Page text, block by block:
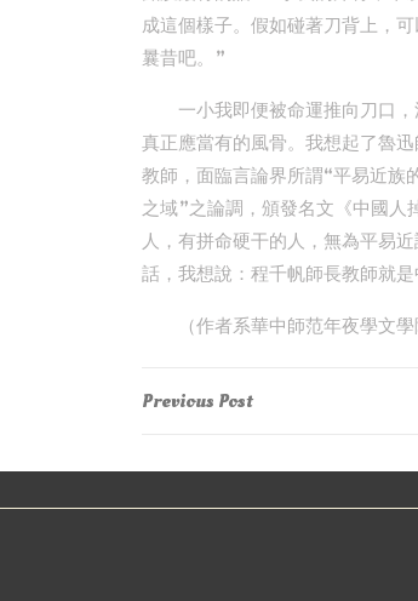
成這個樣子。假如碰著刀背上，
曩昔吧。”
一小我即便被命運推向刀口
真正應當有的風骨。我想起了魯
教師，面臨言論界所謂“平易近族
之域”之論調，頒發名文《中國人
人，有拼命硬干的人，無為平易
話，我想說：程千帆師長教師就是
（作者系華中師范年夜學文學
Post
Previous
Previous Post